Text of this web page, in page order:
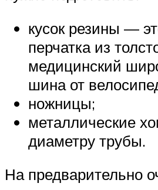
кусок резины —
перчатка из
медицинский
шина от
ножницы;
металлические
диаметру трубы.
На предварительно